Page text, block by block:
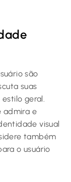
são
suas
geral.
admira e
visual
também
o usuário